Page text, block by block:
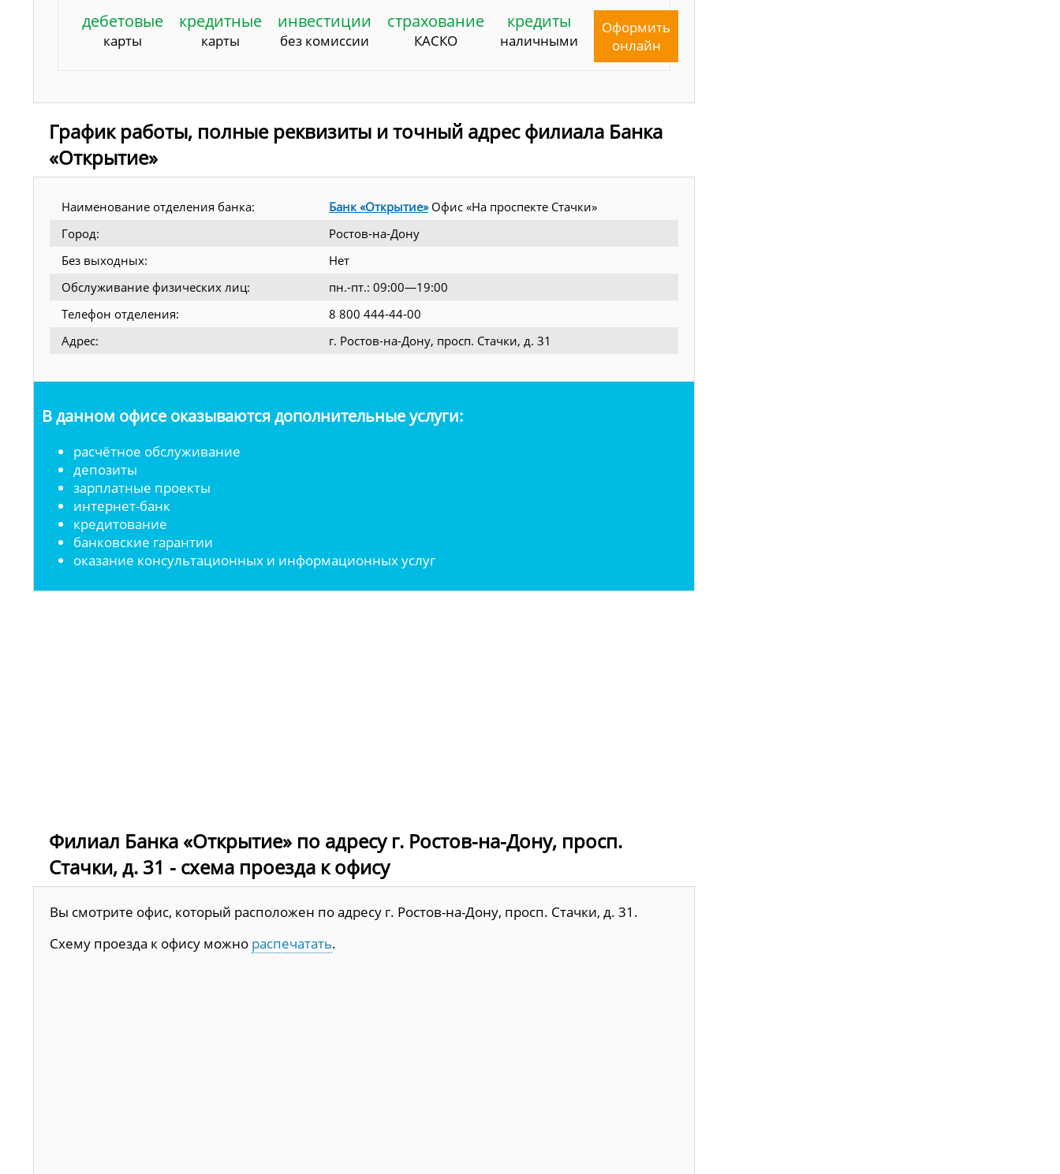
дебетовые
карты
кредитные
карты
инвестиции
без комиссии
страхование
КАСКО
кредиты
наличными
Оформить
онлайн
График работы, полные реквизиты и точный адрес филиала Банка
«Открытие»
Наименование отделения банка: Банк «Открытие»Офис «На проспекте Стачки»
Город:
Ростов-на-Дону
Без выходных:
Нет
Обслуживание физических лиц:
пн.-пт.: 09:00—19:00
Телефон отделения:
8 800 444-44-00
Адрес:
г. Ростов-на-Дону, просп. Стачки, д. 31
В данном офисе оказываются дополнительные услуги:
расчётное обслуживание
депозиты
зарплатные проекты
интернет-банк
кредитование
банковские гарантии
оказание консультационных и информационных услуг
Филиал Банка «Открытие» по адресу г. Ростов-на-Дону, просп.
Стачки, д. 31 - схема проезда к офису
Вы смотрите офис, который расположен по адресу г. Ростов-на-Дону, просп. Стачки, д. 31.
Схему проезда к офису можно распечатать.